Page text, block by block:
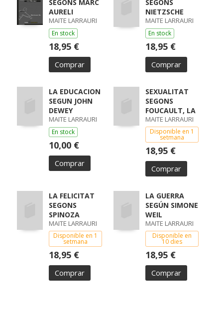
SEGONS MARC
AURELI
MAITE LARRAURI
En stock
18,95 €
Comprar
SEGONS
NIETZSCHE
MAITE LARRAURI
En stock
18,95 €
Comprar
LA EDUCACION
SEGUN JOHN
DEWEY
MAITE LARRAURI
En stock
10,00 €
Comprar
SEXUALITAT
SEGONS
FOUCAULT, LA
MAITE LARRAURI
Disponible en 1
setmana
18,95 €
Comprar
LA FELICITAT
SEGONS
SPINOZA
MAITE LARRAURI
Disponible en 1
setmana
18,95 €
Comprar
LA GUERRA
SEGÚN SIMONE
WEIL
MAITE LARRAURI
Disponible en
10 dies
18,95 €
Comprar